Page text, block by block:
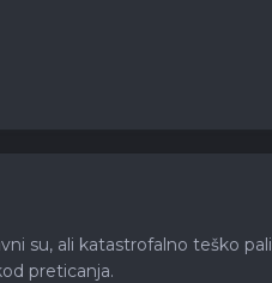
su, ali katastrofalno teško
preticanja.